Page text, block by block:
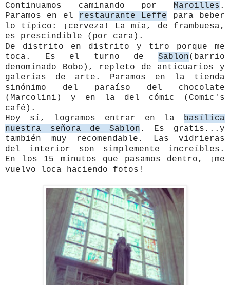
Continuamos caminando por Maroilles .
Paramos en el
restaurante Leffe para beber
lo típico: ¡cerveza! La mía, de frambuesa,
es prescindible (por cara).
De distrito en distrito y tiro porque me
toca. Es el turno de Sablon(barrio
denominado Bobo), repleto de anticuarios y
galerias de arte. Paramos en la tienda
sinónimo del paraíso del chocolate
(Marcolini) y en la del cómic (Comic's
café).
Hoy sí, logramos entrar en la basílica
nuestra señora de Sablon . Es gratis...y
también muy recomendable. Las vidrieras
del interior son simplemente increíbles.
En los 15 minutos que pasamos dentro, ¡me
vuelvo loca haciendo fotos!